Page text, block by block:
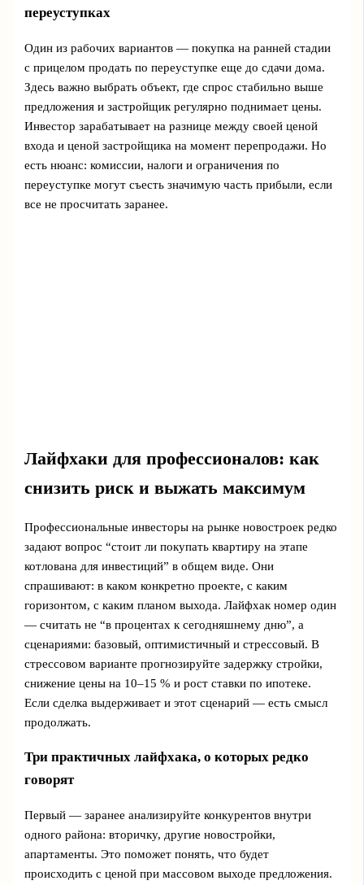
переуступках
Один из рабочих вариантов — покупка на ранней стадии
с прицелом продать по переуступке еще до сдачи дома.
Здесь важно выбрать объект, где спрос стабильно выше
предложения и застройщик регулярно поднимает цены.
Инвестор зарабатывает на разнице между своей ценой
входа и ценой застройщика на момент перепродажи. Но
есть нюанс: комиссии, налоги и ограничения по
переуступке могут съесть значимую часть прибыли, если
все не просчитать заранее.
Лайфхаки для профессионалов: как
снизить риск и выжать максимум
Профессиональные инвесторы на рынке новостроек редко
задают вопрос “стоит ли покупать квартиру на этапе
котлована для инвестиций” в общем виде. Они
спрашивают: в каком конкретно проекте, с каким
горизонтом, с каким планом выхода. Лайфхак номер один
— считать не “в процентах к сегодняшнему дню”, а
сценариями: базовый, оптимистичный и стрессовый. В
стрессовом варианте прогнозируйте задержку стройки,
снижение цены на 10–15 % и рост ставки по ипотеке.
Если сделка выдерживает и этот сценарий — есть смысл
продолжать.
Три практичных лайфхака, о которых редко
говорят
Первый — заранее анализируйте конкурентов внутри
одного района: вторичку, другие новостройки,
апартаменты. Это поможет понять, что будет
происходить с ценой при массовом выходе предложения.